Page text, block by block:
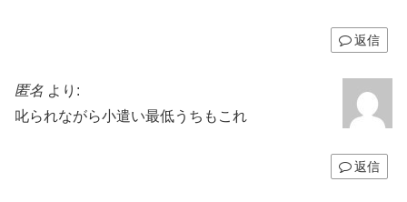
返信
匿名 より:
叱られながら小遣い最低うちもこれ
返信